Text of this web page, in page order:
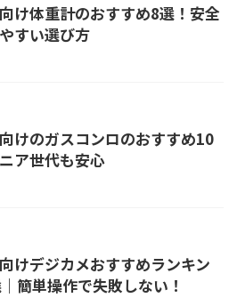
け体重計のおすすめ8選！安全
すい選び方
けのガスコンロのおすすめ10
ア世代も安心
けデジカメおすすめランキン
簡単操作で失敗しない！